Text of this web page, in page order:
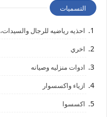
التسميات
احذيه رياضيه للرجال والسيدات،
اخري
ادوات منزليه وصيانه
ازياء واكسسوار
اكسسوا